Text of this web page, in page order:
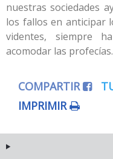
nuestras sociedades
los fallos en anticipar
videntes, siempre
acomodar las profecías.
COMPARTIR
IMPRIMIR